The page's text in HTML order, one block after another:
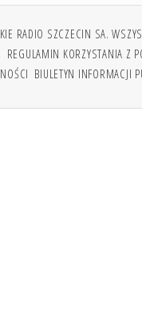
RADIO SZCZECIN SA.
REGULAMIN KORZYSTANIA Z
BIULETYN INFORMACJI